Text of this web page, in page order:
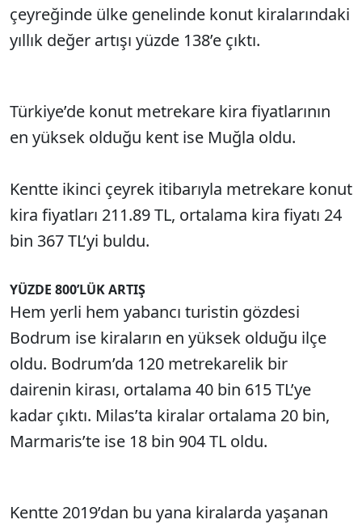
çeyreğinde ülke genelinde konut kiralarındaki
yıllık değer artışı yüzde 138’e çıktı.
Türkiye’de konut metrekare kira fiyatlarının
en yüksek olduğu kent ise Muğla oldu.
Kentte ikinci çeyrek itibarıyla metrekare konut
kira fiyatları 211.89 TL, ortalama kira fiyatı 24
bin 367 TL’yi buldu.
YÜZDE 800’LÜK ARTIŞ
Hem yerli hem yabancı turistin gözdesi
Bodrum ise kiraların en yüksek olduğu ilçe
oldu. Bodrum’da 120 metrekarelik bir
dairenin kirası, ortalama 40 bin 615 TL’ye
kadar çıktı. Milas’ta kiralar ortalama 20 bin,
Marmaris’te ise 18 bin 904 TL oldu.
Kentte 2019’dan bu yana kiralarda yaşanan